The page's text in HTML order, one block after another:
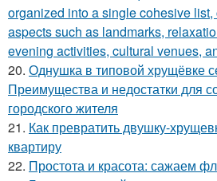
organized into a single cohesive
aspects such as landmarks,
evening activities, cultural venues,
20. Однушка в типовой хрущёвке
Преимущества и недостатки для
городского жителя
21. Как превратить двушку-
квартиру
22. Простота и красота: сажаем